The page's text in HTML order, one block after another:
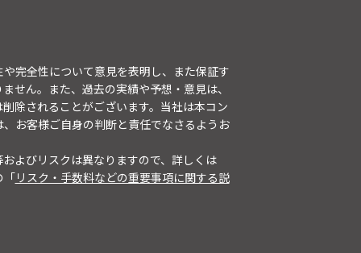
完全性について意見を表明し、また保証す
せん。また、過去の実績や予想・意見は、
除されることがございます。当社は本コン
お客様ご自身の判断と責任でなさるようお
よびリスクは異なりますので、詳しくは
「リスク・手数料などの重要事項に関する説